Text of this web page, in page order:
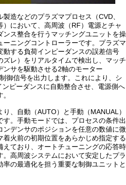
造などのプラズマプロセス（CVD、
において、高周波（RF）電源とチャ
ンス整合を行うマッチングユニットを操
ニングコントローラーです。プラズマ
する負荷インピーダンスの誤差信号
ズレ）をリアルタイムで検出し、マッチ
ンサを駆動させる2軸のモーター
御信号を出力します。これにより、シ
ピーダンスに自動整合させ、電源側へ
、自動（AUTO）と手動（MANUAL）
。手動モードでは、プロセスの条件出
ンデンサのポジションを任意の数値に微
火前の初期位置をあらかじめ指定する
えており、オートチューニングの応答時
高周波システムにおいて安定したプラ
の最適化を担う重要な制御ユニットと